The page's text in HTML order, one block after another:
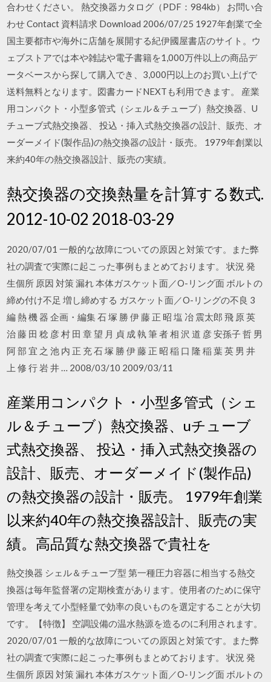
合わせください。 熱交換器カタログ（PDF：984kb） お問い合
わせ Contact 資料請求 Download 2006/07/25 1927年創業で全
国主要都市や海外に店舗を展開する紀伊國屋書店のサイト。ウ
ェブストアでは本や雑誌や電子書籍を1,000万件以上の商品デ
ータベースから探して購入でき、3,000円以上のお買い上げで
送料無料となります。図書カードNEXTも利用できます。 産業
用コンパクト・小型多管式（シェル＆チューブ）熱交換器、U
チューブ式熱交換器、 投込・挿入式熱交換器の設計、販売、オ
ーダーメイド(製作品)の熱交換器の設計・販売。 1979年創業以
来約40年の熱交換器設計、販売の実績。
熱交換器の交換熱量を計算する数式.
2012-10-02 2018-03-29
2020/07/01 一般的な故障についての原因と対策です。また弊
社の調査で実際に起こった事例もまとめております。 状況 発
生個所 原因 対策 漏れ 本体ガスケット面／O-リング面 ボルトの
締め付け不足 増し締めする ガスケット面／O-リングの不良 3
編 熱 機 器 企画・編集 石 塚 勝 伊 藤 正 昭 塩 冶 震太郎 飛 原 英
治 藤 田 稔 彦 村 田 章 望 月 貞 成 執 筆 者 相 沢 道 彦 安孫子 哲 男
阿 部 宜 之 池 内 正 充 石 塚 勝 伊 藤 正 昭 稲 口 隆 稲 葉 英 男 井
上 修 行 岩 井 … 2008/03/10 2009/03/11
産業用コンパクト・小型多管式（シェ
ル＆チューブ）熱交換器、uチューブ
式熱交換器、 投込・挿入式熱交換器の
設計、販売、オーダーメイド(製作品)
の熱交換器の設計・販売。 1979年創業
以来約40年の熱交換器設計、販売の実
績。高品質な熱交換器で貴社を
熱交換器 シェル＆チューブ型 第一種圧力容器に相当する熱交
換器は毎年監督署の定期検査があります。使用者のために保守
管理を考えて小型軽量で効率の良いものを選定することが大切
です。【特徴】 空調設備の温水熱源を造るのに利用されます。
2020/07/01 一般的な故障についての原因と対策です。また弊
社の調査で実際に起こった事例もまとめております。 状況 発
生個所 原因 対策 漏れ 本体ガスケット面／O-リング面 ボルトの